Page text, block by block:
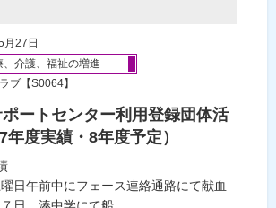
月27日
、介護、福祉の増進
ブ【S0064】
ートセンター利用登録団体活
度実績・8年度予定）
日午前中にフェース連絡通路にて献血